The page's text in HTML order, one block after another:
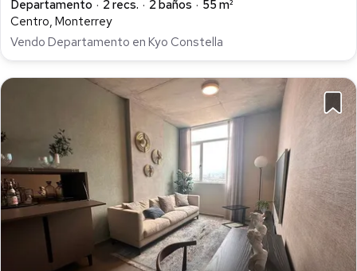
Departamento 2 recs. 2 baños
55 m²
Centro, Monterrey
Vendo Departamento en Kyo Constella